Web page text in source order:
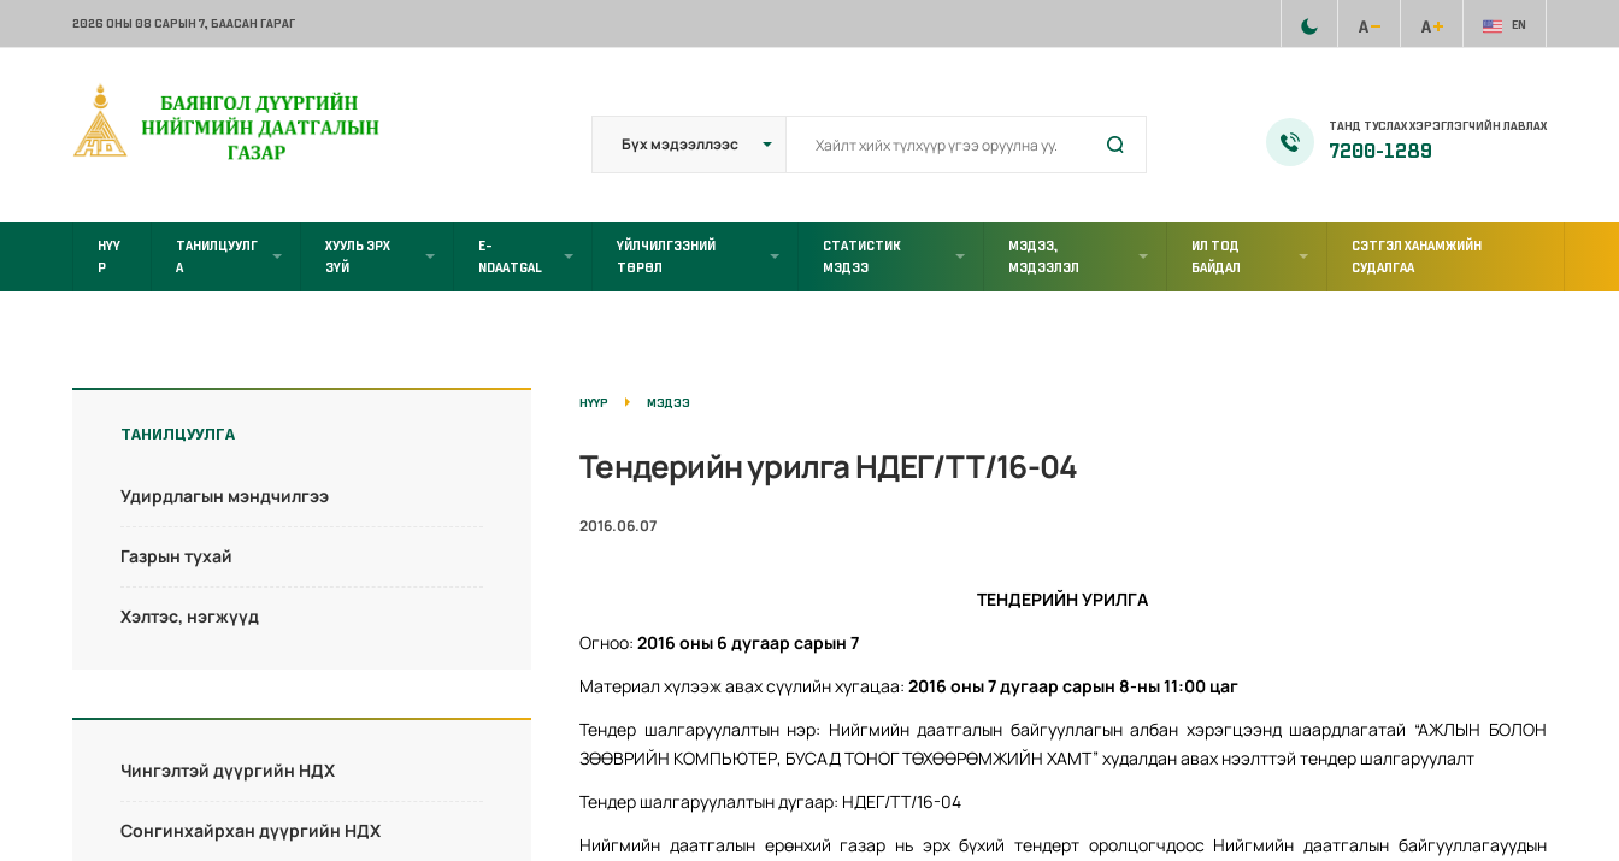
2026 ОНЫ 08 САРЫН 7, БААСАН ГАРАГ EN
ТАНД ТУСЛАХ ХЭРЭГЛЭГЧИЙН ЛАВЛАХ
7200-1289
НҮҮ
Р
ТАНИЛЦУУЛГ
А
ХУУЛЬ ЭРХ
ЗҮЙ
E-
NDAATGAL
ҮЙЛЧИЛГЭЭНИЙ
ТӨРӨЛ
СТАТИСТИК
МЭДЭЭ
МЭДЭЭ,
МЭДЭЭЛЭЛ
ИЛ ТОД
БАЙДАЛ
СЭТГЭЛ ХАНАМЖИЙН
СУДАЛГАА
ТАНИЛЦУУЛГА
Удирдлагын мэндчилгээ
Газрын тухай
Хэлтэс, нэгжүүд
Чингэлтэй дүүргийн НДХ
Сонгинхайрхан дүүргийн НДХ
НҮҮР МЭДЭЭ
Тендерийн урилга НДЕГ/ТТ/16-04
2016.06.07
ТЕНДЕРИЙН УРИЛГА
Огноо:2016 оны 6 дугаар сарын 7
Материал хүлээж авах сүүлийн хугацаа:2016 оны7дугаар сарын 8-ны11:00 цаг
Тендер шалгаруулалтын нэр: Нийгмийн даатгалын байгууллагын албан хэрэгцээнд шаардлагатай “АЖЛЫН БОЛОН
ЗӨӨВРИЙН КОМПЬЮТЕР, БУСАД ТОНОГ ТӨХӨӨРӨМЖИЙН ХАМТ” худалдан авах нээлттэй тендер шалгаруулалт
Тендер шалгаруулалтын дугаар: НДЕГ/ТТ/16-04
Нийгмийн даатгалын ерөнхий газар нь эрх бүхий тендерт оролцогчдоос Нийгмийн даатгалын байгууллагауудын